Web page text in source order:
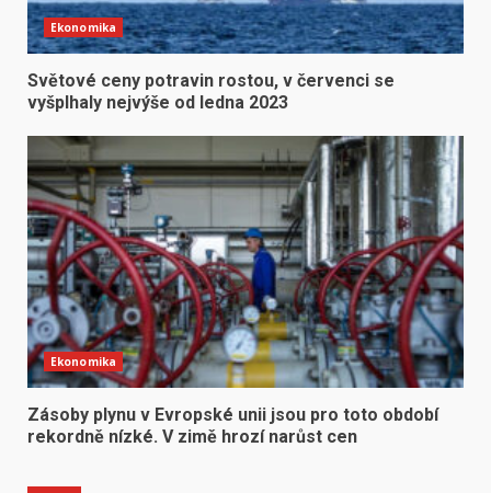
Ekonomika
Světové ceny potravin rostou, v červenci se
vyšplhaly nejvýše od ledna 2023
Ekonomika
Zásoby plynu v Evropské unii jsou pro toto období
rekordně nízké. V zimě hrozí narůst cen